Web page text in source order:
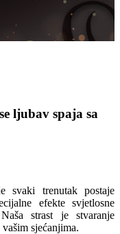
ljubav spaja sa
svaki trenutak postaje
efekte svjetlosne
strast je stvaranje
sjećanjima.